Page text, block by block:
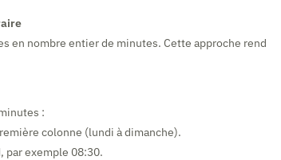
en nombre entier de minutes. Cette approche rend
:
colonne (lundi à dimanche).
par exemple 08:30.